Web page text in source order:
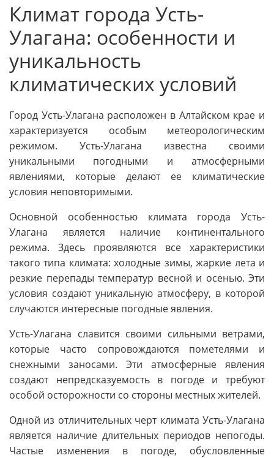
Климат города Усть-
Улагана: особенности и
уникальность
климатических условий
Город Усть-Улагана расположен в Алтайском крае и
характеризуется особым метеорологическим
режимом. Усть-Улагана известна своими
уникальными погодными и атмосферными
явлениями, которые делают ее климатические
условия неповторимыми.
Основной особенностью климата города Усть-
Улагана является наличие континентального
режима. Здесь проявляются все характеристики
такого типа климата: холодные зимы, жаркие лета и
резкие перепады температур весной и осенью. Эти
условия создают уникальную атмосферу, в которой
случаются интересные погодные явления.
Усть-Улагана славится своими сильными ветрами,
которые часто сопровождаются пометелями и
снежными заносами. Эти атмосферные явления
создают непредсказуемость в погоде и требуют
особой осторожности со стороны местных жителей.
Одной из отличительных черт климата Усть-Улагана
является наличие длительных периодов непогоды.
Частые изменения в погоде, обусловленные